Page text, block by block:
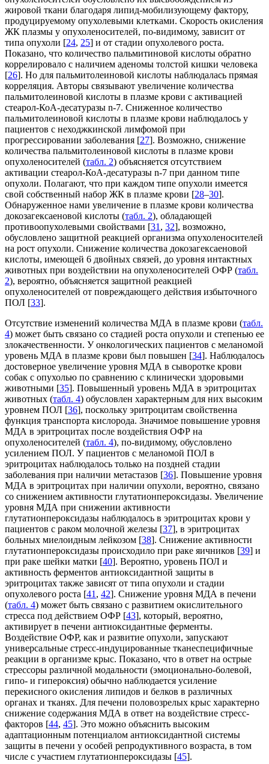
жировой ткани благодаря липид-мобилизующему фактору,
продуцируемому опухолевыми клетками. Скорость окисления
ЖК плазмы у опухоленосителей, по-видимому, зависит от
типа опухоли [24, 25] и от стадии опухолевого роста.
Показано, что количество пальмитиновой кислоты обратно
коррелировало с наличием аденомы толстой кишки человека
[26]. Но для пальмитолеиновой кислоты наблюдалась прямая
корреляция. Авторы связывают увеличение количества
пальмитолеиновой кислоты в плазме крови с активацией
стеарол-КоА-десатуразы n-7. Сниженное количество
пальмитолеиновой кислоты в плазме крови наблюдалось у
пациентов с неходжкинской лимфомой при
прогрессировании заболевания [27]. Возможно, снижение
количества пальмитолеиновой кислоты в плазме крови
опухоленосителей (табл. 2) объясняется отсутствием
активации стеарол-КоА-десатуразы n-7 при данном типе
опухоли. Полагают, что при каждом типе опухоли имеется
свой собственный набор ЖК в плазме крови [28–30].
Обнаруженное нами увеличение в плазме крови количества
докозагексаеновой кислоты (табл. 2), обладающей
противоопухолевыми свойствами [31 , 32], возможно,
обусловлено защитной реакцией организма опухоленосителей
на рост опухоли. Снижение количества докозагексаеновой
кислоты, имеющей 6 двойных связей, до уровня интактных
животных при воздействии на опухоленосителей ОФР (табл.
2), вероятно, объясняется защитной реакцией
опухоленосителей от повреждающего действия избыточного
ПОЛ [33].
Отсутствие изменений количества МДА в плазме крови (табл.
4) может быть связано со стадией роста опухоли и степенью ее
злокачественности. У онкологических пациентов с меланомой
уровень МДА в плазме крови был повышен [34]. Наблюдалось
достоверное увеличение уровня МДА в сыворотке крови
собак с опухолью по сравнению с клинически здоровыми
животными [35]. Повышенный уровень МДА в эритроцитах
животных (табл. 4) обусловлен характерным для них высоким
уровнем ПОЛ [36], поскольку эритроцитам свойственна
функция транспорта кислорода. Значимое повышение уровня
МДА в эритроцитах после воздействия ОФР на
опухоленосителей (табл. 4), по-видимому, обусловлено
усилением ПОЛ. У пациентов с меланомой ПОЛ в
эритроцитах наблюдалось только на поздней стадии
заболевания при наличии метастазов [36]. Повышение уровня
МДА в эритроцитах при наличии опухоли, вероятно, связано
со снижением активности глутатионпероксидазы. Увеличение
уровня МДА при снижении активности
глутатионпероксидазы наблюдалось в эритроцитах крови у
пациентов с раком молочной железы [37], в эритроцитах
больных миелоидным лейкозом [38]. Снижение активности
глутатионпероксидазы происходило при раке яичников [39] и
при раке шейки матки [40]. Вероятно, уровень ПОЛ и
активность ферментов антиоксидантной защиты в
эритроцитах также зависят от типа опухоли и стадии
опухолевого роста [41 , 42]. Снижение уровня МДА в печени
(табл. 4) может быть связано с развитием окислительного
стресса под действием ОФР [43], который, вероятно,
активирует в печени антиоксидантные ферменты.
Воздействие ОФР, как и развитие опухоли, запускают
универсальные стресс-индуцированные тканеспецифичные
реакции в организме крыс. Показано, что в ответ на острые
стрессоры различной модальности (эмоционально-болевой,
гипо- и гипероксия) обычно наблюдается усиление
перекисного окисления липидов и белков в различных
органах и тканях. Для печени половозрелых крыс характерно
снижение содержания МДА в ответ на воздействие стресс-
факторов [44, 45]. Это можно объяснить высоким
адаптационным потенциалом антиоксидантной системы
защиты в печени у особей репродуктивного возраста, в том
числе с участием глутатионпероксидазы [45].